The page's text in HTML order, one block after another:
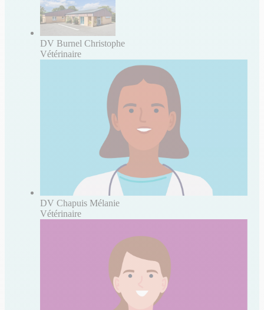
DV Burnel Christophe
Vétérinaire
DV Chapuis Mélanie
Vétérinaire